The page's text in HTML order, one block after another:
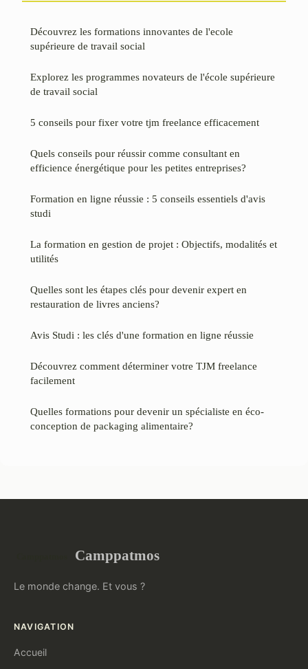
Découvrez les formations innovantes de l'ecole
supérieure de travail social
Explorez les programmes novateurs de l'école supérieure
de travail social
5 conseils pour fixer votre tjm freelance efficacement
Quels conseils pour réussir comme consultant en
efficience énergétique pour les petites entreprises?
Formation en ligne réussie : 5 conseils essentiels d'avis
studi
La formation en gestion de projet : Objectifs, modalités et
utilités
Quelles sont les étapes clés pour devenir expert en
restauration de livres anciens?
Avis Studi : les clés d'une formation en ligne réussie
Découvrez comment déterminer votre TJM freelance
facilement
Quelles formations pour devenir un spécialiste en éco-
conception de packaging alimentaire?
Camppatmos
Le monde change. Et vous ?
NAVIGATION
Accueil